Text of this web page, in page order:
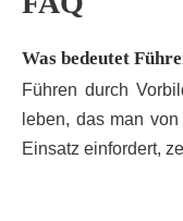
Was bedeutet
Führen durch
leben, das man
Einsatz einfordert,